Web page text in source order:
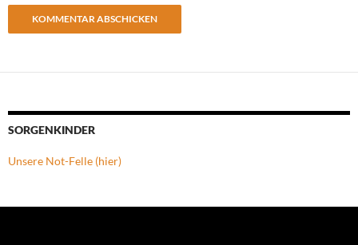
SORGENKINDER
Unsere Not-Felle (hier)